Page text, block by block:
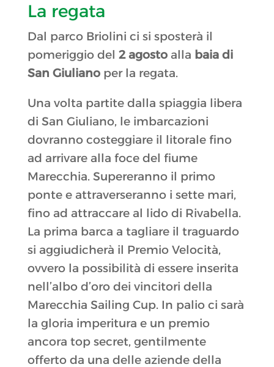
La regata
Dal parco Briolini ci si sposterà il
pomeriggio del 2 agostoalla baia di
San Giuliano per la regata.
Una volta partite dalla spiaggia libera
di San Giuliano, le imbarcazioni
dovranno costeggiare il litorale fino
ad arrivare alla foce del fiume
Marecchia. Supereranno il primo
ponte e attraverseranno i sette mari,
fino ad attraccare al lido di Rivabella.
La prima barca a tagliare il traguardo
si aggiudicherà il Premio Velocità,
ovvero la possibilità di essere inserita
nell’albo d’oro dei vincitori della
Marecchia Sailing Cup. In palio ci sarà
la gloria imperitura e un premio
ancora top secret, gentilmente
offerto da una delle aziende della